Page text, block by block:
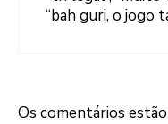
“bah guri, o jogo
Os comentários